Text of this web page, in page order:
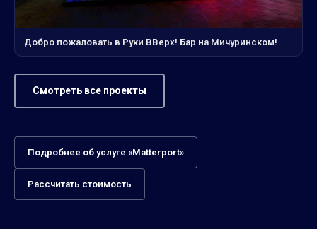
Добро пожаловать в Руки ВВерх! Бар на Мичуринском!
Смотреть все проекты
Подробнее об услуге «Matterport»
Рассчитать стоимость